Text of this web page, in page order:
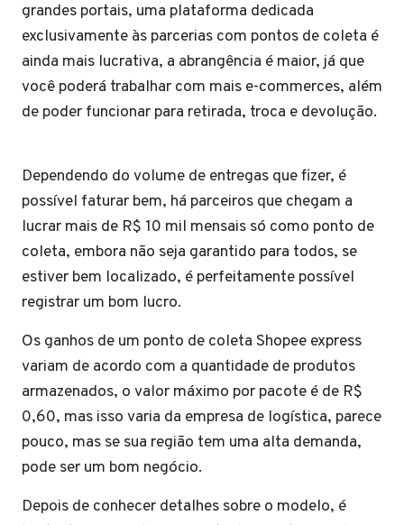
grandes portais, uma plataforma dedicada
exclusivamente às parcerias com pontos de coleta é
ainda mais lucrativa, a abrangência é maior, já que
você poderá trabalhar com mais e-commerces, além
de poder funcionar para retirada, troca e devolução.
Dependendo do volume de entregas que fizer, é
possível faturar bem, há parceiros que chegam a
lucrar mais de R$ 10 mil mensais só como ponto de
coleta, embora não seja garantido para todos, se
estiver bem localizado, é perfeitamente possível
registrar um bom lucro.
Os ganhos de um ponto de coleta Shopee express
variam de acordo com a quantidade de produtos
armazenados, o valor máximo por pacote é de R$
0,60, mas isso varia da empresa de logística, parece
pouco, mas se sua região tem uma alta demanda,
pode ser um bom negócio.
Depois de conhecer detalhes sobre o modelo, é